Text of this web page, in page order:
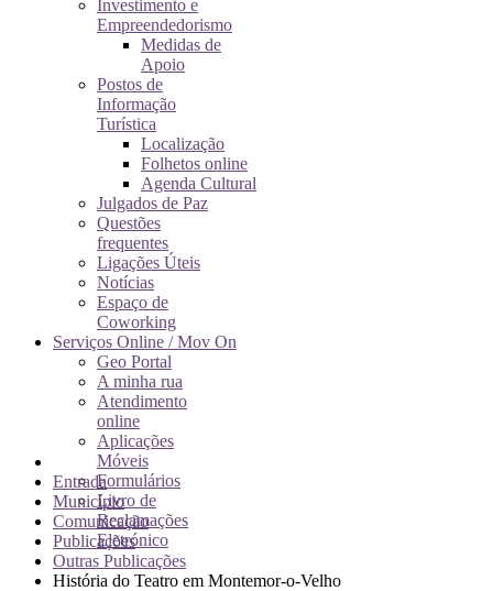
Investimento e
Empreendedorismo
Medidas de
Apoio
Postos de
Informação
Turística
Localização
Folhetos online
Agenda Cultural
Julgados de Paz
Questões
frequentes
Ligações Úteis
Notícias
Espaço de
Coworking
Serviços Online / Mov On
Geo Portal
A minha rua
Atendimento
online
Aplicações
Móveis
Formulários
Livro de
Reclamações
Eletrónico
Entrada
Município
Comunicação
Publicações
Outras Publicações
História do Teatro em Montemor-o-Velho